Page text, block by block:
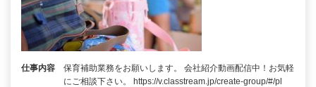
仕事内容
保育補助業務をお願いします。 会社紹介動画配信中！お気軽
にご相談下さい。 https://v.classtream.jp/create-group/#/pl